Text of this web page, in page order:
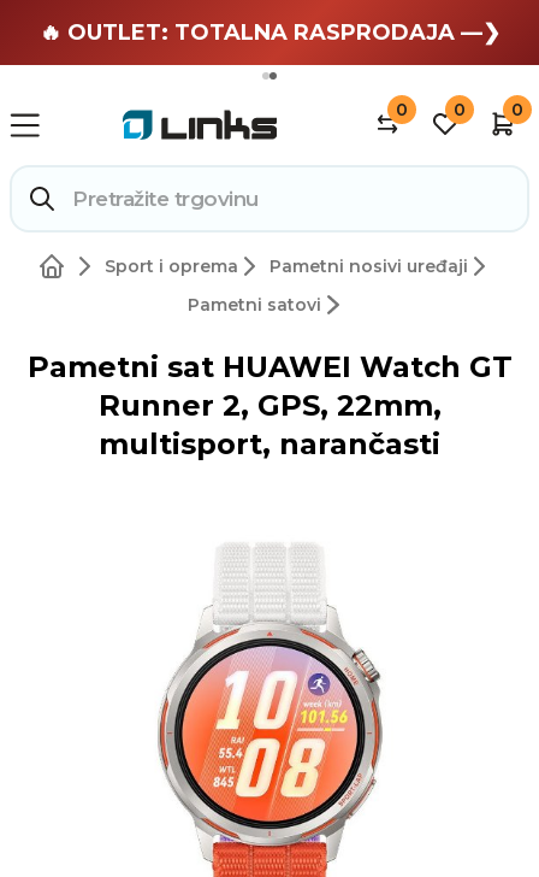
🏄 Zaslužuješ odmor —❯
🔥 OUTLET: TOTALNA RASPRODAJA —❯
0 0 0
Sport i oprema
Pametni nosivi uređaji
Pametni satovi
Pametni sat HUAWEI Watch GT
Runner 2, GPS, 22mm,
multisport, narančasti